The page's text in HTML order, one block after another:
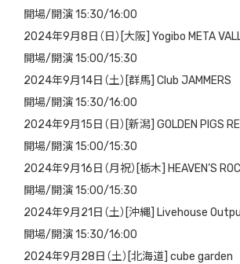
開場/開演 15:30/16:00
2024年9月8日（日）[大阪] Yogibo META
開場/開演 15:00/15:30
2024年9月14日（土）[群馬] Club JAMMERS
開場/開演 15:30/16:00
2024年9月15日（日）[新潟] GOLDEN PIGS
開場/開演 15:00/15:30
2024年9月16日（月祝）[栃木] HEAVEN’S
開場/開演 15:00/15:30
2024年9月21日（土）[沖縄] Livehouse
開場/開演 15:30/16:00
2024年9月28日（土）[北海道] cube garden